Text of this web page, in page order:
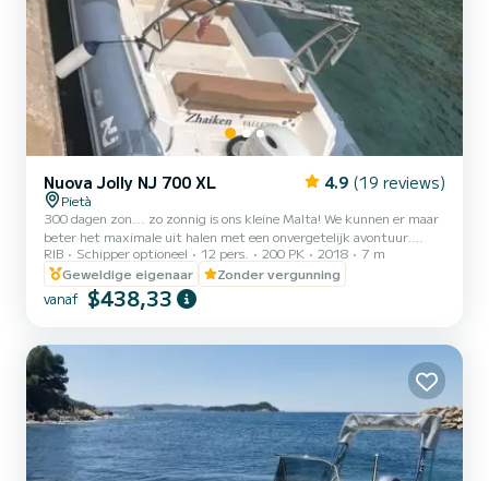
Nuova Jolly NJ 700 XL 4.9 (19 reviews)
Pietà
300 dagen zon... zo zonnig is ons kleine Malta! We kunnen er maar
beter het maximale uit halen met een onvergetelijk avontuur.
Ontdek de Maltese wateren en verborgen pareltjes van de zee
onder onze prachtige zonneschijn. Geniet van een dag cruisen op
het open water en ervaar het prachtige weer van Malta voor
maximaal 12 gasten. Kenmerken: Bimini (luifel) Tafel Elektrisch
worden geboekt tegen een meerprijs) Ligstoelgedeelte...
RIB Schipper optioneel 12 pers. 200 PK 2018
7 m
Geweldige eigenaar
Zonder vergunning
vanaf $438,33